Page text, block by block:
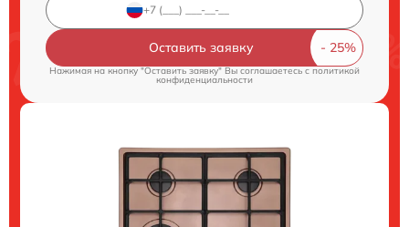
Оставить заявку
Нажимая на кнопку "Оставить заявку" Вы соглашаетесь cполитикой
конфиденциальности